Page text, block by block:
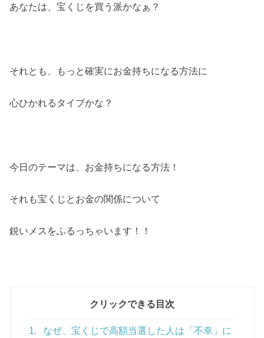
あなたは、宝くじを買う派かなぁ？
それとも、もっと確実にお金持ちになる方法に
心ひかれるタイプかな？
今日のテーマは、お金持ちになる方法！
それも宝くじとお金の関係について
鋭いメスをふるっちゃいます！！
クリックできる目次
1.
なぜ、宝くじで高額当選した人は「不幸」に